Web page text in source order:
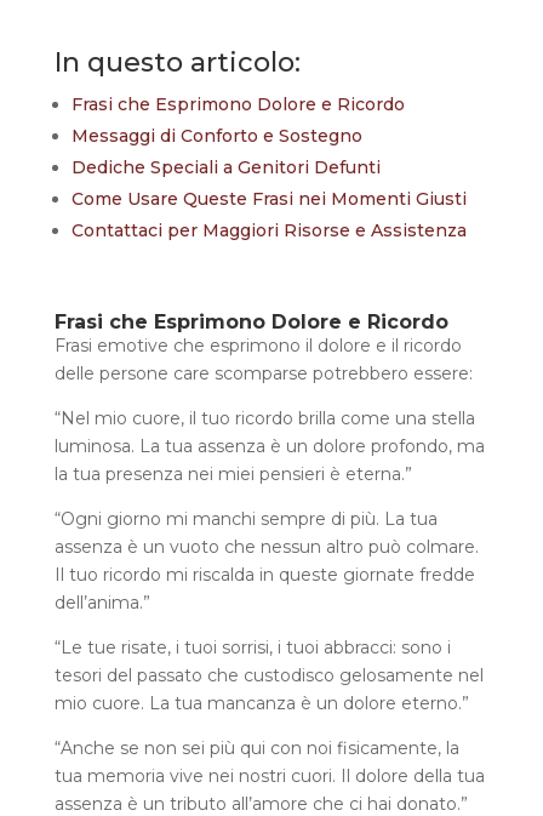
In questo articolo:
Frasi che Esprimono Dolore e Ricordo
Messaggi di Conforto e Sostegno
Dediche Speciali a Genitori Defunti
Come Usare Queste Frasi nei Momenti Giusti
Contattaci per Maggiori Risorse e Assistenza
Frasi che Esprimono Dolore e Ricordo
Frasi emotive che esprimono il dolore e il ricordo
delle persone care scomparse potrebbero essere:
“Nel mio cuore, il tuo ricordo brilla come una stella
luminosa. La tua assenza è un dolore profondo, ma
la tua presenza nei miei pensieri è eterna.”
“Ogni giorno mi manchi sempre di più. La tua
assenza è un vuoto che nessun altro può colmare.
Il tuo ricordo mi riscalda in queste giornate fredde
dell’anima.”
“Le tue risate, i tuoi sorrisi, i tuoi abbracci: sono i
tesori del passato che custodisco gelosamente nel
mio cuore. La tua mancanza è un dolore eterno.”
“Anche se non sei più qui con noi fisicamente, la
tua memoria vive nei nostri cuori. Il dolore della tua
assenza è un tributo all’amore che ci hai donato.”